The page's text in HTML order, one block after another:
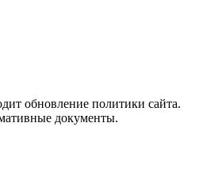
обновление политики сайта.
документы.